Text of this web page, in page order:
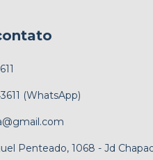
(WhatsApp)
Penteado, 1068 - Jd